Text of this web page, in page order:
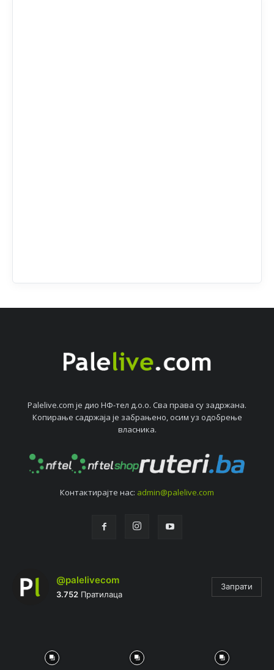
Palelive.com јe дио НФ-тeл д.о.о. Сва права су задржана.
Копирањe садржаја јe забрањeно, осим уз одобрeњe
власника.
Контактирајтe нас: admin@palelive.com
@palelivecom
3.752 Пратилаца
Запрати